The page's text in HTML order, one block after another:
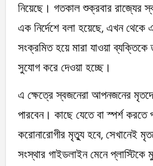
নিয়েছে। গতকাল শুক্রবার রাজ্যের
এক নির্দেশে বলা হয়েছে, এখন থেকে
সংক্রমিত হয়ে মারা যাওয়া
সুযোগ করে দেওয়া হচ্ছে।
এ ক্ষেত্রে স্বজনেরা আপনজনের
পারবেন। কাছে যেতে বা স্পর্শ করতে
করোনারোগীর মৃত্যু হবে, সেখানেই
সংস্থার গাইডলাইন মেনে